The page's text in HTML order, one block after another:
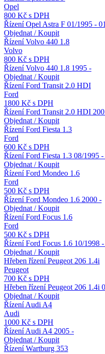
Opel
800 Kč s DPH
Řízení Opel Astra F 01/1995 -
Objednat / Koupit
Řízení Volvo 440 1.8
Volvo
800 Kč s DPH
Řízení Volvo 440 1.8 1995 -
Objednat / Koupit
Řízení Ford Transit 2.0 HDI
Ford
1800 Kč s DPH
Řízení Ford Transit 2.0 HDI
Objednat / Koupit
Řízení Ford Fiesta 1.3
Ford
600 Kč s DPH
Řízení Ford Fiesta 1.3 08/1995
Objednat / Koupit
Řízení Ford Mondeo 1.6
Ford
500 Kč s DPH
Řízení Ford Mondeo 1.6 2000 -
Objednat / Koupit
Řízení Ford Focus 1.6
Ford
500 Kč s DPH
Řízení Ford Focus 1.6 10/1998 -
Objednat / Koupit
Hřeben řízení Peugeot 206 1.4i
Peugeot
700 Kč s DPH
Hřeben řízení Peugeot 206 1.4i
Objednat / Koupit
Řízení Audi A4
Audi
1000 Kč s DPH
Řízení Audi A4 2005 -
Objednat / Koupit
Řízení Wartburg 353